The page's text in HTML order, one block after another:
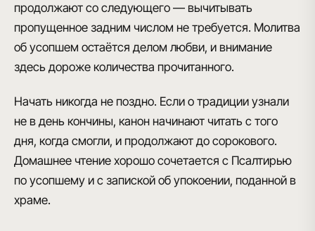
продолжают со следующего — вычитывать
пропущенное задним числом не требуется. Молитва
об усопшем остаётся делом любви, и внимание
здесь дороже количества прочитанного.
Начать никогда не поздно. Если о традиции узнали
не в день кончины, канон начинают читать с того
дня, когда смогли, и продолжают до сорокового.
Домашнее чтение хорошо сочетается с Псалтирью
по усопшему и с запиской об упокоении, поданной в
храме.